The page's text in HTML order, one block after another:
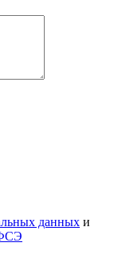
данных и